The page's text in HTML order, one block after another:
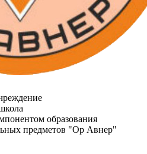
образования
предметов "Ор Авнер"